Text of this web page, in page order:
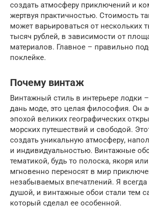
создать атмосферу приключений и
жертвуя практичностью. Стоимость
может варьироваться от нескольких
тысяч рублей, в зависимости от
материалов. Главное – правильно
поклейке.
Почему винтаж
Винтажный стиль в интерьере лодки
дань моде, это целая философия. Он
эпохой великих географических
морских путешествий и свободой.
создать уникальную атмосферу,
и индивидуальностью. Винтажные
тематикой, будь то полоска, якоря
мгновенно переносят в мир
незабываемых впечатлений. Я
душой, и винтажные обои стали тем
который сделал ее особенной.